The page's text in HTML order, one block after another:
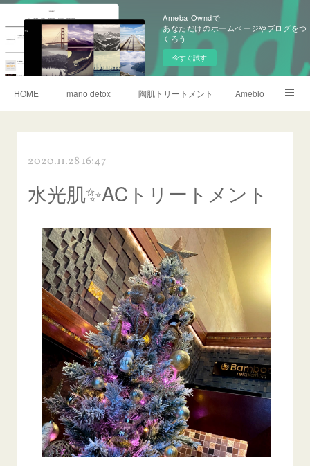
Ameba Owndで
あなただけのホームページやブログをつ
くろう
今すぐ試す
HOME mano detox 陶肌トリートメント Ameblo
2020.11.28 16:47
水光肌✨ACトリートメント